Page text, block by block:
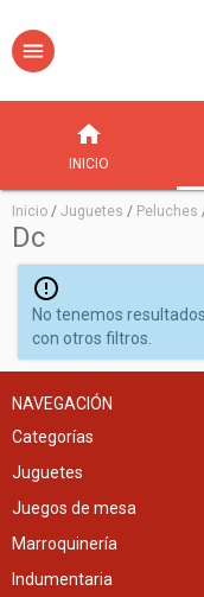
INICIO
Inicio / Juguetes / Peluches
Dc
No tenemos
con otros filtros.
NAVEGACIÓN
Categorías
Juguetes
Juegos de mesa
Marroquinería
Indumentaria